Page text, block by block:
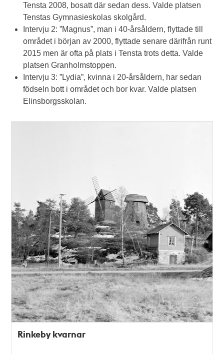
Tensta 2008, bosatt där sedan dess. Valde platsen
Tenstas Gymnasieskolas skolgård.
Intervju 2: ”Magnus”, man i 40-årsåldern, flyttade till
området i början av 2000, flyttade senare därifrån runt
2015 men är ofta på plats i Tensta trots detta. Valde
platsen Granholmstoppen.
Intervju 3: ”Lydia”, kvinna i 20-årsåldern, har sedan
födseln bott i området och bor kvar. Valde platsen
Elinsborgsskolan.
Rinkeby kvarnar